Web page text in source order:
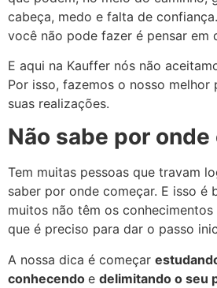
cabeça, medo e falta de
você não pode fazer é pensar em
E aqui na Kauffer nós não
Por isso, fazemos o nosso melhor
suas realizações.
Não sabe por
Tem muitas pessoas que travam
saber por onde começar. E isso é
muitos não têm os
que é preciso para dar o passo
A nossa dica é começar
conhecendo e delimitando o seu